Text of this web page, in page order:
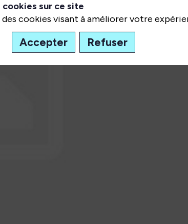
cookies sur ce site
cookies visant à améliorer votre
Accepter Refuser